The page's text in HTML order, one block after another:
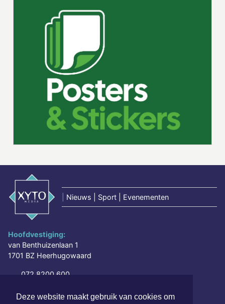
Deze website maakt gebruik van cookies om
Nieuws | Sport | Evenementen
Hoofdvestiging:
van Benthuizenlaan 1
1701 BZ Heerhugowaard
072 8200 600
www.xyto.nl